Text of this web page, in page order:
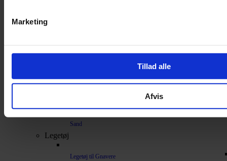
Marketing
Tillad alle
Afvis
Bark
Spelt
Vat
Sand
Legetøj
Legetøj til Gnavere